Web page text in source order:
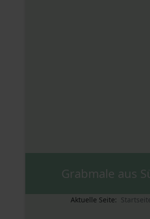
Grabmale aus
Aktuelle Seite: